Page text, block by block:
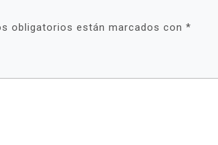
obligatorios están marcados con *